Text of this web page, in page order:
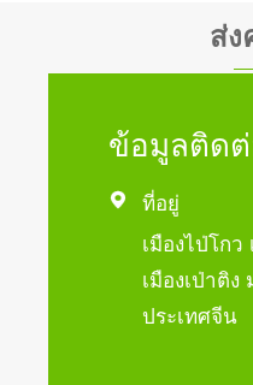
ส่ง
ข้อมูลติด

ที่อยู่
เมืองไป่โกว
เมืองเป่าติ
ประเทศจีน